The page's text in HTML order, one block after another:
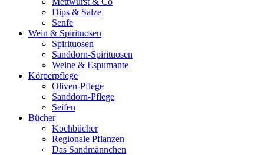
Dips & Salze
Senfe
Wein & Spirituosen
Spirituosen
Sanddorn-Spirituosen
Weine & Espumante
Körperpflege
Oliven-Pflege
Sanddorn-Pflege
Seifen
Bücher
Kochbücher
Regionale Pflanzen
Das Sandmännchen